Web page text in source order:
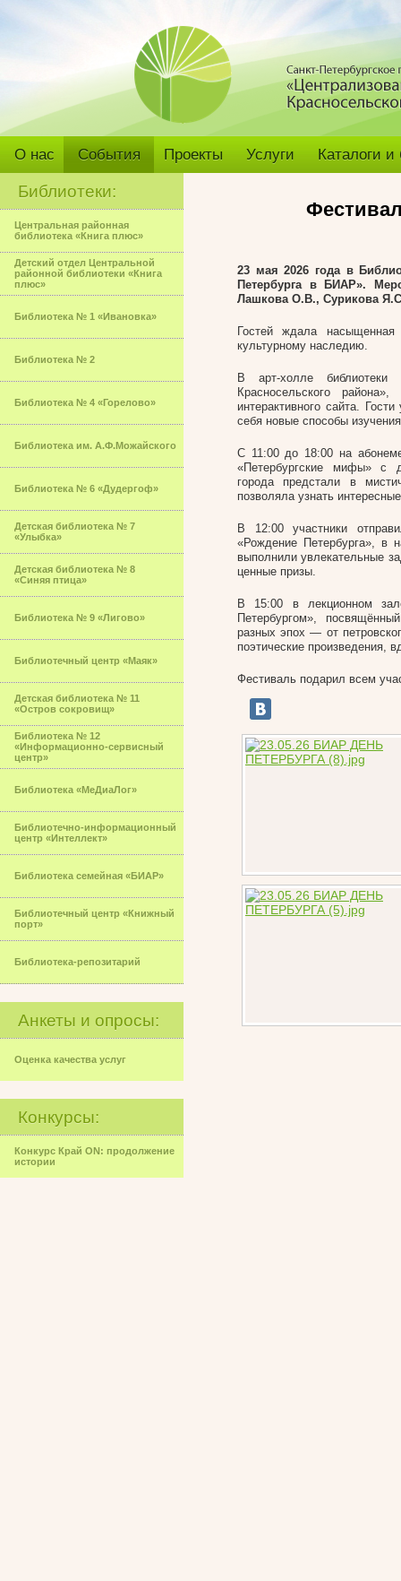
О нас События Проекты Услуги Каталоги
Библиотеки:
Центральная районная
библиотека «Книга плюс»
Детский отдел Центральной
районной библиотеки «Книга
плюс»
Библиотека № 1 «Ивановка»
Библиотека № 2
Библиотека № 4 «Горелово»
Библиотека им. А.Ф.Можайского
Библиотека № 6 «Дудергоф»
Детская библиотека № 7
«Улыбка»
Детская библиотека № 8
«Синяя птица»
Библиотека № 9 «Лигово»
Библиотечный центр «Маяк»
Детская библиотека № 11
«Остров сокровищ»
Библиотека № 12
«Информационно-сервисный
центр»
Библиотека «МеДиаЛог»
Библиотечно-информационный
центр «Интеллект»
Библиотека семейная «БИАР»
Библиотечный центр «Книжный
порт»
Библиотека-репозитарий
Анкеты и опросы:
Оценка качества услуг
Конкурсы:
Конкурс Край ON: продолжение
истории
23 мая 2026 года в
Петербурга в БИАР».
Лашкова О.В., Сурикова
Гостей ждала
культурному наследию.
В арт-холле библиотеки
Красносельского
интерактивного сайта.
себя новые способы
С 11:00 до 18:00 на
«Петербургские мифы» с
города предстали в
позволяла узнать
В 12:00 участники
«Рождение Петербурга», в
выполнили увлекательные
ценные призы.
В 15:00 в лекционном
Петербургом»,
разных эпох — от
поэтические произведения,
Фестиваль подарил всем